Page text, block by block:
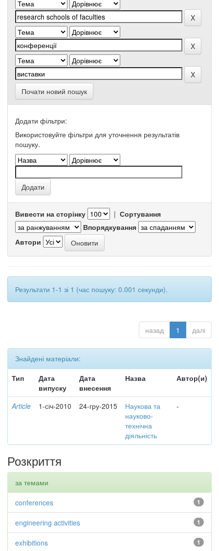
Почати новий пошук
Додати фільтри:
Використовуйте фільтри для уточнення результатів
пошуку.
Вивести на сторінку | Сортування
Впорядкування
Автори
Результати 1-1 зі 1 (час пошуку: 0.001 секунди).
назад 1 далі
Знайдені матеріали:
Тип
Дата
випуску
Дата
внесення
Назва Автор(и)
Article 1-січ-2010 24-гру-2015
Наукова та
науково-
технічна
діяльність
-
Розкриття
за темами
1
conferences
1
engineering activities
1
exhibitions